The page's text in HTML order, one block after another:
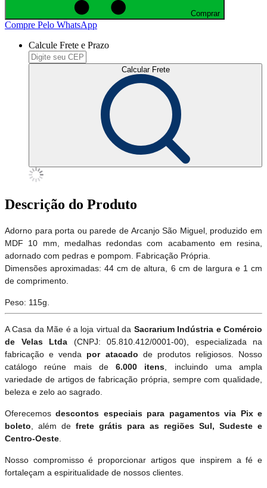
Comprar
Compre Pelo WhatsApp
Calcule Frete e Prazo
Calcular Frete
Descrição do Produto
Adorno para porta ou parede de Arcanjo São Miguel, produzido em
MDF 10 mm, medalhas redondas com acabamento em resina,
adornado com pedras e pompom. Fabricação Própria.
Dimensões aproximadas: 44 cm de altura, 6 cm de largura e 1 cm
de comprimento.
Peso: 115g.
A Casa da Mãe é a loja virtual da Sacrarium Indústria e Comércio
de Velas Ltda (CNPJ: 05.810.412/0001-00), especializada na
fabricação e venda por atacado de produtos religiosos. Nosso
catálogo reúne mais de 6.000 itens , incluindo uma ampla
variedade de artigos de fabricação própria, sempre com qualidade,
beleza e zelo ao sagrado.
Oferecemosdescontos especiais para pagamentos via Pix e
boleto , além de frete grátis para as regiões Sul, Sudeste e
Centro-Oeste
Nosso compromisso é proporcionar artigos que inspirem a fé e
fortaleçam a espiritualidade de nossos clientes.